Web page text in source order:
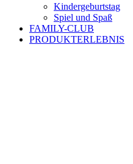
Kindergeburtstag
Spiel und Spaß
FAMILY-CLUB
PRODUKTERLEBNIS